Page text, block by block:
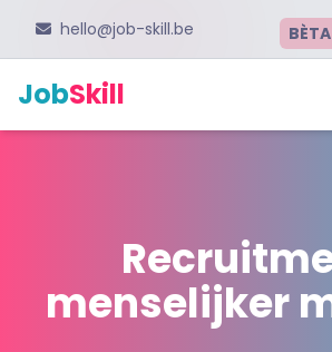
hello@job-skill.be
JobSkill
menselijker